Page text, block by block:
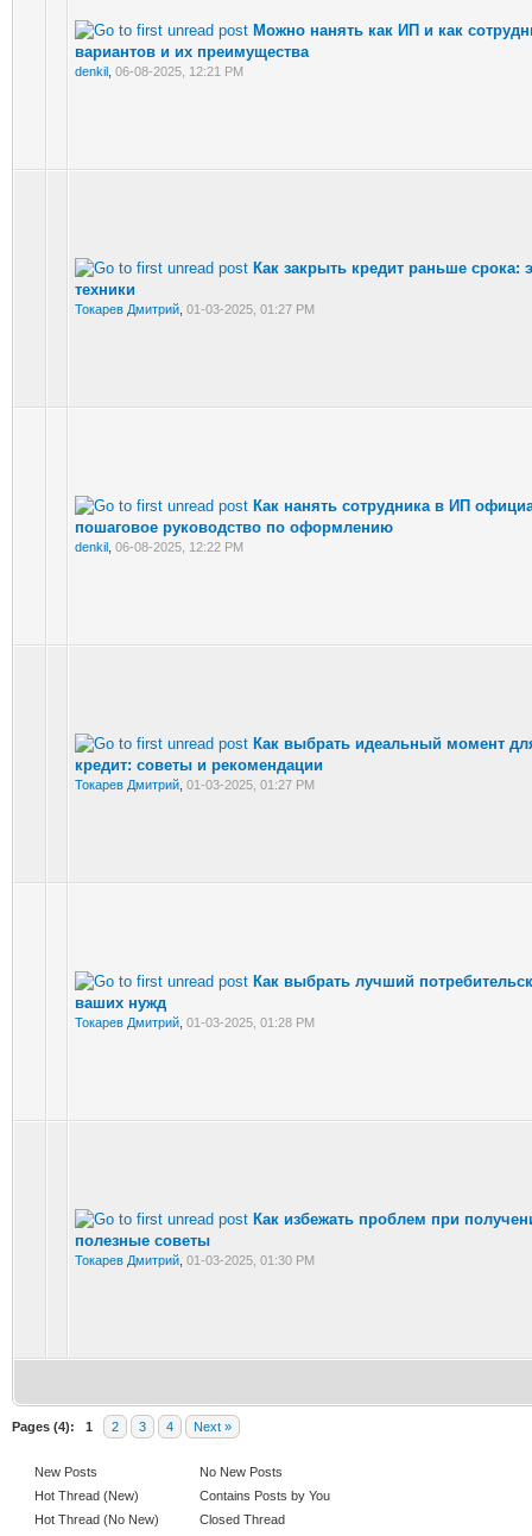
Можно нанять как ИП и как
вариантов и их преимущества
denkil 06-08-2025, 12:21 PM
Как закрыть кредит раньше
техники
Токарев Дмитрий 01-03-2025, 01:27 PM
Как нанять сотрудника в ИП
пошаговое руководство по оформлению
denkil 06-08-2025, 12:22 PM
Как выбрать идеальный момент
кредит: советы и рекомендации
Токарев Дмитрий 01-03-2025, 01:27 PM
Как выбрать лучший
ваших нужд
Токарев Дмитрий 01-03-2025, 01:28 PM
Как избежать проблем при
полезные советы
Токарев Дмитрий 01-03-2025, 01:30 PM
Pages (4): 1 2 3 4 Next »
New Posts
Hot Thread (New)
Hot Thread (No New)
No New Posts
Contains Posts by You
Closed Thread